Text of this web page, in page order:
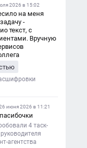
2026 в 15:02
на меня
-
текст, с
Вручную
Мало
Советую.
июня 2026 в 11:21
4 таск-
агентства